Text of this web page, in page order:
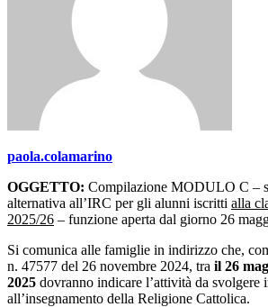
paola.colamarino
OGGETTO: Compilazione MODULO C –
alternativa all’IRC per gli alunni iscritti alla
2025/26 – funzione aperta dal giorno 26
Si comunica alle famiglie in indirizzo che,
n. 47577 del 26 novembre 2024, tra il 26
2025 dovranno indicare l’attività da svolgere
all’insegnamento della Religione Cattolica.